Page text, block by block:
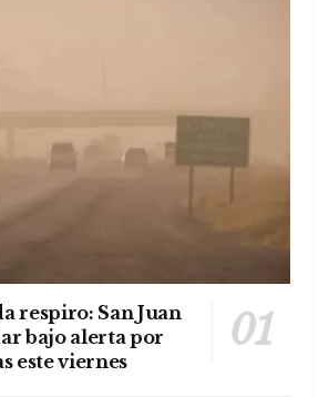
respiro: San Juan
bajo alerta por
este viernes